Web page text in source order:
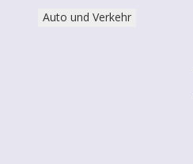
Auto und Verkehr